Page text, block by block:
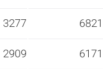
3277 6821
2909 6171